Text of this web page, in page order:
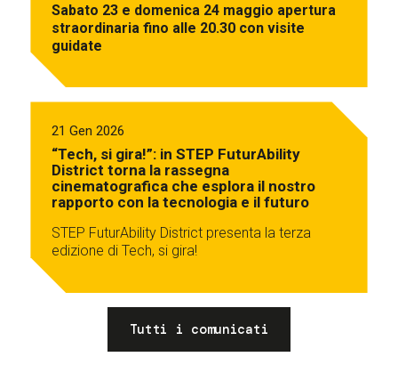
Sabato 23 e domenica 24 maggio apertura
straordinaria fino alle 20.30 con visite
guidate
21 Gen 2026
“Tech, si gira!”: in STEP FuturAbility
District torna la rassegna
cinematografica che esplora il nostro
rapporto con la tecnologia e il futuro
STEP FuturAbility District presenta la terza
edizione di Tech, si gira!
Tutti i comunicati